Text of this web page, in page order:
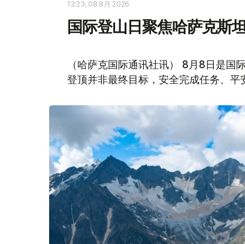
13:23, 08 8月 2026
国际登山日聚焦哈萨克斯
（哈萨克国际通讯社讯） 8月8日是国
登顶并非最终目标，安全完成任务、平